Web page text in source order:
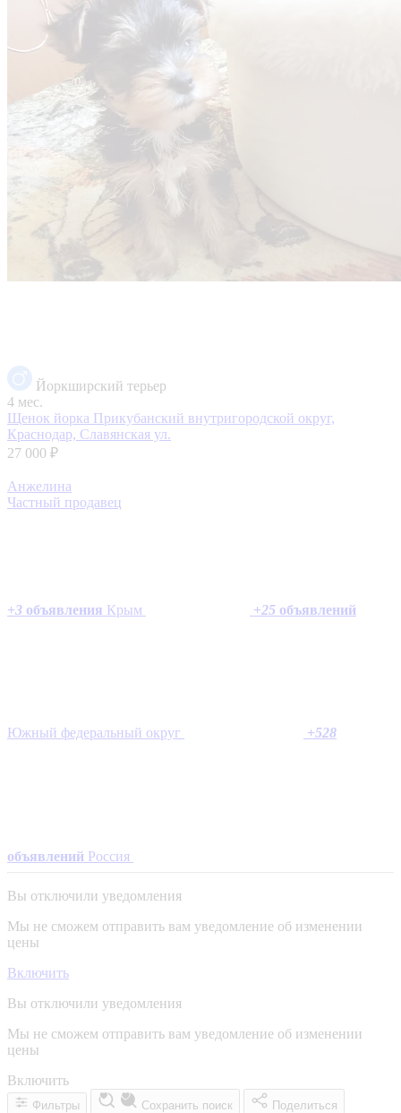
Йоркширский терьер
4 мес.
Щенок йорка Прикубанский внутригородской округ,
Краснодар, Славянская ул.
27 000 ₽
Анжелина
Частный продавец
+3 объявления Крым +25 объявлений
Южный федеральный округ +528
объявлений Россия
Вы отключили уведомления
Мы не сможем отправить вам уведомление об изменении
цены
Включить
Вы отключили уведомления
Мы не сможем отправить вам уведомление об изменении
цены
Включить
Фильтры Сохранить поиск Поделиться